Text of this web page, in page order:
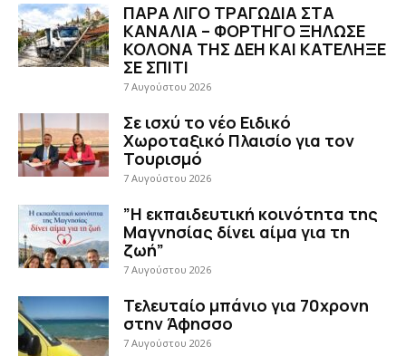
ΠΑΡΑ ΛΙΓΟ ΤΡΑΓΩΔΙΑ ΣΤΑ
ΚΑΝΑΛΙΑ – ΦΟΡΤΗΓΟ ΞΗΛΩΣΕ
ΚΟΛΟΝΑ ΤΗΣ ΔΕΗ ΚΑΙ ΚΑΤΕΛΗΞΕ
ΣΕ ΣΠΙΤΙ
7 Αυγούστου 2026
Σε ισχύ το νέο Ειδικό
Χωροταξικό Πλαισίο για τον
Τουρισμό
7 Αυγούστου 2026
”Η εκπαιδευτική κοινότητα της
Μαγνησίας δίνει αίμα για τη
ζωή”
7 Αυγούστου 2026
Τελευταίο μπάνιο για 70χρονη
στην Άφησσο
7 Αυγούστου 2026